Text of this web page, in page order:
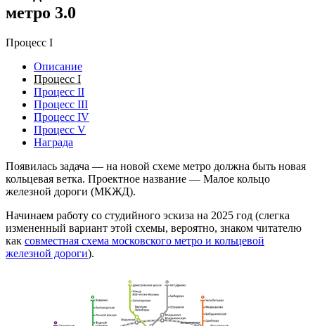
метро 3.0
Процесс I
Описание
Процесс I
Процесс II
Процесс III
Процесс IV
Процесс V
Награда
Появилась задача — на новой схеме метро должна быть новая
кольцевая ветка. Проектное название — Малое кольцо
железной дороги (МКЖД).
Начинаем работу со студийного эскиза на 2025 год (слегка
измененный вариант этой схемы, вероятно, знаком читателю
как совместная схема московского метро и кольцевой
железной дороги).